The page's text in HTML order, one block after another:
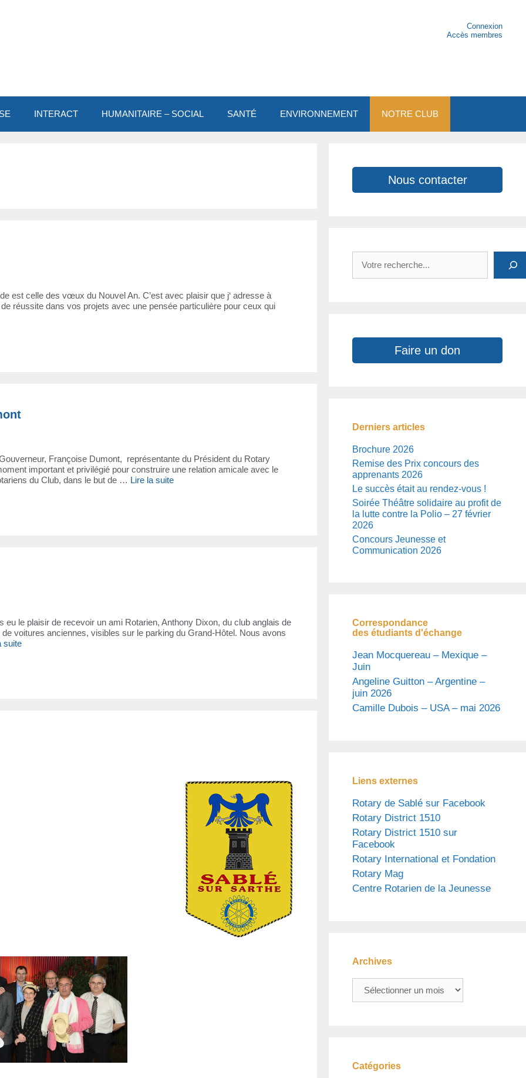
Connexion
Accès membres
INTERACT HUMANITAIRE – SOCIAL SANTÉ ENVIRONNEMENT NOTRE CLUB
est celle des vœux du Nouvel An. C’est avec plaisir que j‘ adresse à
réussite dans vos projets avec une pensée particulière pour ceux qui
Françoise Dumont, représentante du Président du Rotary
important et privilégié pour construire une relation amicale avec le
du Club, dans le but de … Lire la suite
le plaisir de recevoir un ami Rotarien, Anthony Dixon, du club anglais de
voitures anciennes, visibles sur le parking du Grand-Hôtel. Nous avons
suite
Nous contacter
Faire un don
Derniers articles
Brochure 2026
Remise des Prix concours des
apprenants 2026
Le succès était au rendez-vous !
Soirée Théâtre solidaire au profit de
la lutte contre la Polio – 27 février
2026
Concours Jeunesse et
Communication 2026
Correspondance
des étudiants d'échange
Jean Mocquereau – Mexique –
Juin
Angeline Guitton – Argentine –
juin 2026
Camille Dubois – USA – mai 2026
Liens externes
Rotary de Sablé sur Facebook
Rotary District 1510
Rotary District 1510 sur
Facebook
Rotary International et Fondation
Rotary Mag
Centre Rotarien de la Jeunesse
Archives
Archives
Catégories